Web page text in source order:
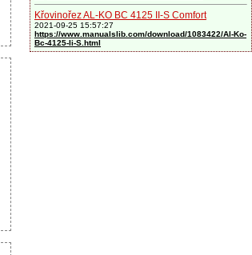
Křovinořez AL-KO BC 4125 II-S Comfort
2021-09-25 15:57:27
https://www.manualslib.com/download/1083422/Al-Ko-
Bc-4125-Ii-S.html